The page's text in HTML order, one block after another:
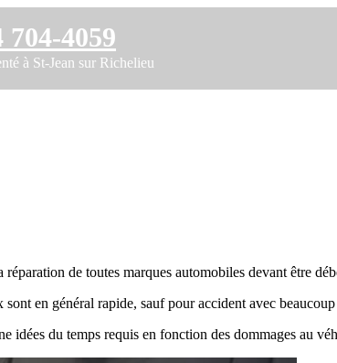
4059
à St-Jean sur Richelieu
de toutes marques automobiles devant être
en général rapide, sauf pour accident avec
idées du temps requis en fonction des dommages au